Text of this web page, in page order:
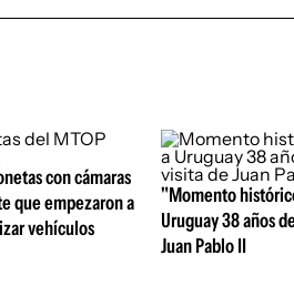
con cámaras
que empezaron a
vehículos
"Momento
Uruguay 38 años
Juan Pablo II